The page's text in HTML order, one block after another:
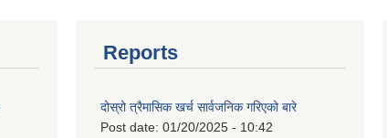
Reports
दोस्रो त्रैमासिक खर्च सार्वजनिक गरिएको बारे
Post date: 01/20/2025 - 10:42